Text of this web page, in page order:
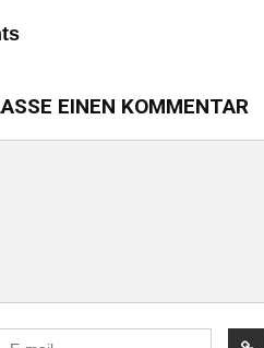
EINEN KOMMENTAR